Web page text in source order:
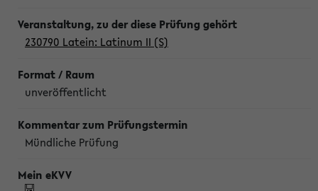
230790 Latein: Latinum II (S)
unveröffentlicht
Mündliche Prüfung